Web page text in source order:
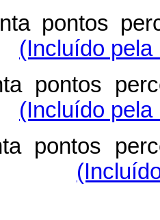
pontos
(Incluído pela
pontos
(Incluído pela
pontos